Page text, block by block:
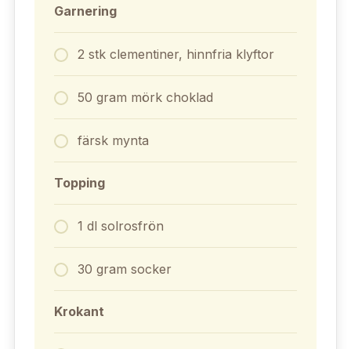
Garnering
2 stk clementiner, hinnfria klyftor
50 gram mörk choklad
färsk mynta
Topping
1 dl solrosfrön
30 gram socker
Krokant